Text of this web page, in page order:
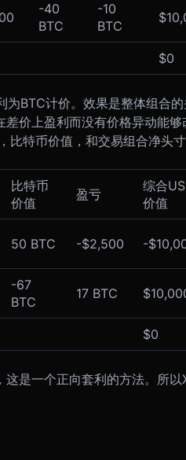
-40
BTC
-10
BTC
$0
BTC计价。效果是整体组合
价上盈利而没有价格异动能够
特币价值，和交易组合净头寸
比特币
价值
盈亏
综合
价值
50 BTC -$2,500 -
-67
BTC
17 BTC
$0
是一个正向套利的方法。所